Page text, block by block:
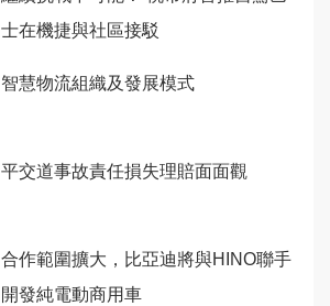
士在機捷與社區接駁
智慧物流組織及發展模式
平交道事故責任損失理賠面面觀
合作範圍擴大，比亞迪將與HINO聯手
開發純電動商用車